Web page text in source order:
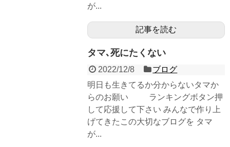
が...
記事を読む
タマ､死にたくない
2022/12/8
ブログ
明日も生きてるか分からないタマか
らのお願い ランキングボタン押
して応援して下さい みんなで作り上
げてきたこの大切なブログを タマ
が...